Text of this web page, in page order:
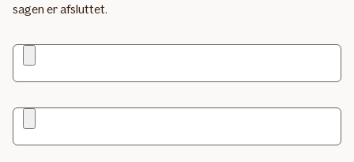
sagen er afsluttet.